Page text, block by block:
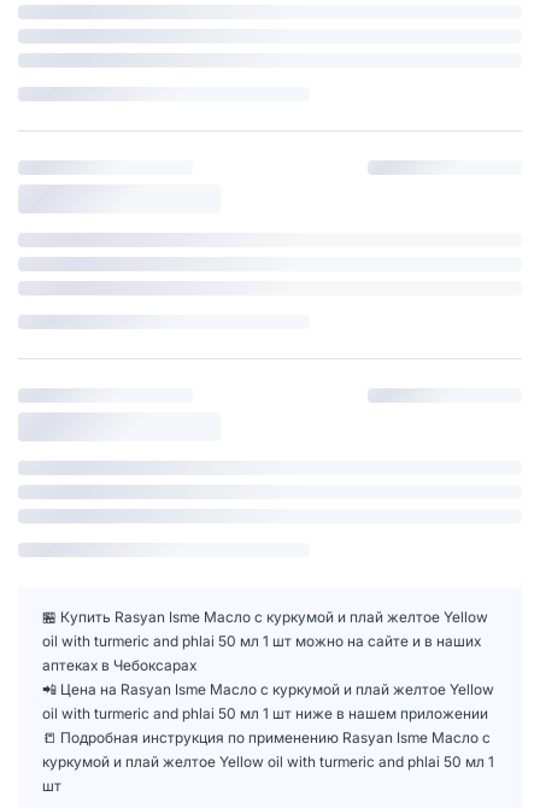
🏪 Купить Rasyan Isme Масло с куркумой и плай желтое Yellow
oil with turmeric and phlai 50 мл 1 шт можно на сайте и в наших
аптеках в Чебоксарах
📲 Цена на Rasyan Isme Масло с куркумой и плай желтое Yellow
oil with turmeric and phlai 50 мл 1 шт ниже в нашем приложении
📒 Подробная инструкция по применению Rasyan Isme Масло с
куркумой и плай желтое Yellow oil with turmeric and phlai 50 мл 1
шт